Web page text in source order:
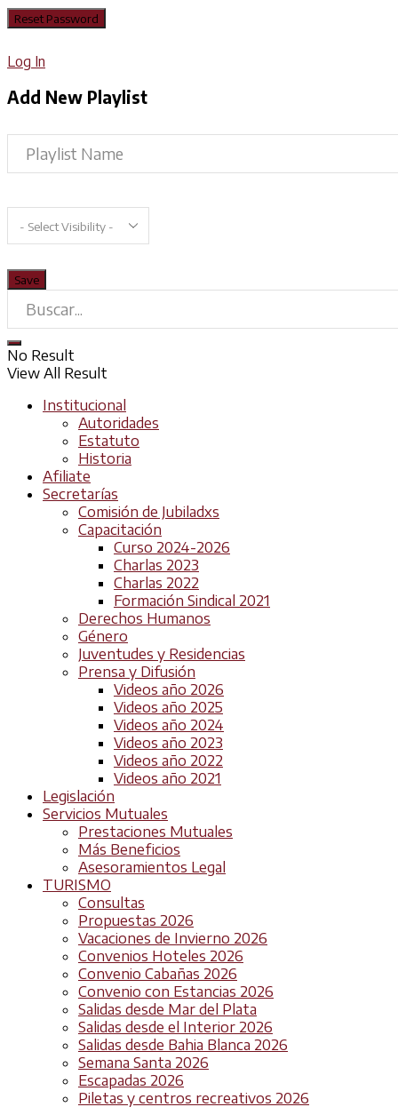
Log In
Add New Playlist
No Result
View All Result
Institucional
Autoridades
Estatuto
Historia
Afiliate
Secretarías
Comisión de Jubiladxs
Capacitación
Curso 2024-2026
Charlas 2023
Charlas 2022
Formación Sindical 2021
Derechos Humanos
Género
Juventudes y Residencias
Prensa y Difusión
Videos año 2026
Videos año 2025
Videos año 2024
Videos año 2023
Videos año 2022
Videos año 2021
Legislación
Servicios Mutuales
Prestaciones Mutuales
Más Beneficios
Asesoramientos Legal
TURISMO
Consultas
Propuestas 2026
Vacaciones de Invierno 2026
Convenios Hoteles 2026
Convenio Cabañas 2026
Convenio con Estancias 2026
Salidas desde Mar del Plata
Salidas desde el Interior 2026
Salidas desde Bahia Blanca 2026
Semana Santa 2026
Escapadas 2026
Piletas y centros recreativos 2026